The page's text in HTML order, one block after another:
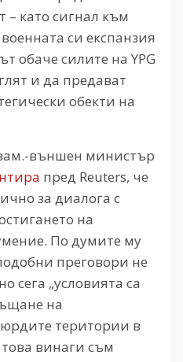
– като сигнал към
си експанзия
обаче силите на YPG
и да предават
обекти на
външен министър
пред Reuters, че
за диалога с
на
По думите му
преговори не
сега „условията са
на
територии в
винаги съм